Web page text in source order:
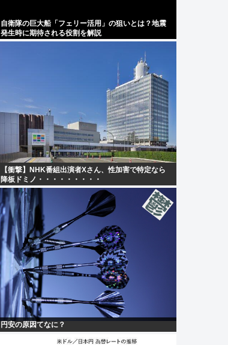
自衛隊の巨大船「フェリー活用」の狙いとは？地震
発生時に期待される役割を解説
【衝撃】NHK番組出演者Xさん、性加害で特定なら
降板ドミノ・・・・・・・・・
円安の原因てなに？